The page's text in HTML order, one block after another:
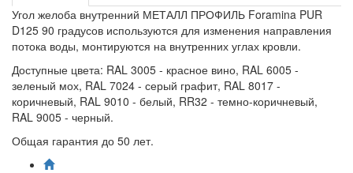
Угол желоба внутренний МЕТАЛЛ ПРОФИЛЬ Foramina PUR
D125 90 градусов используются для изменения направления
потока воды, монтируются на внутренних углах кровли.
Доступные цвета: RAL 3005 - красное вино, RAL 6005 -
зеленый мох, RAL 7024 - серый графит, RAL 8017 -
коричневый, RAL 9010 - белый, RR32 - темно-коричневый,
RAL 9005 - черный.
Общая гарантия до 50 лет.